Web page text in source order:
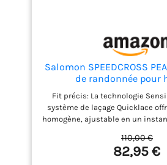
Salomon SPEEDCROSS
de randonnée pour
Fit précis: La technologie
système de laçage Quicklace
homogène, ajustable en un
résistent aux terrains les
Adhérence active: Avec son
110,00 €
82,95 €